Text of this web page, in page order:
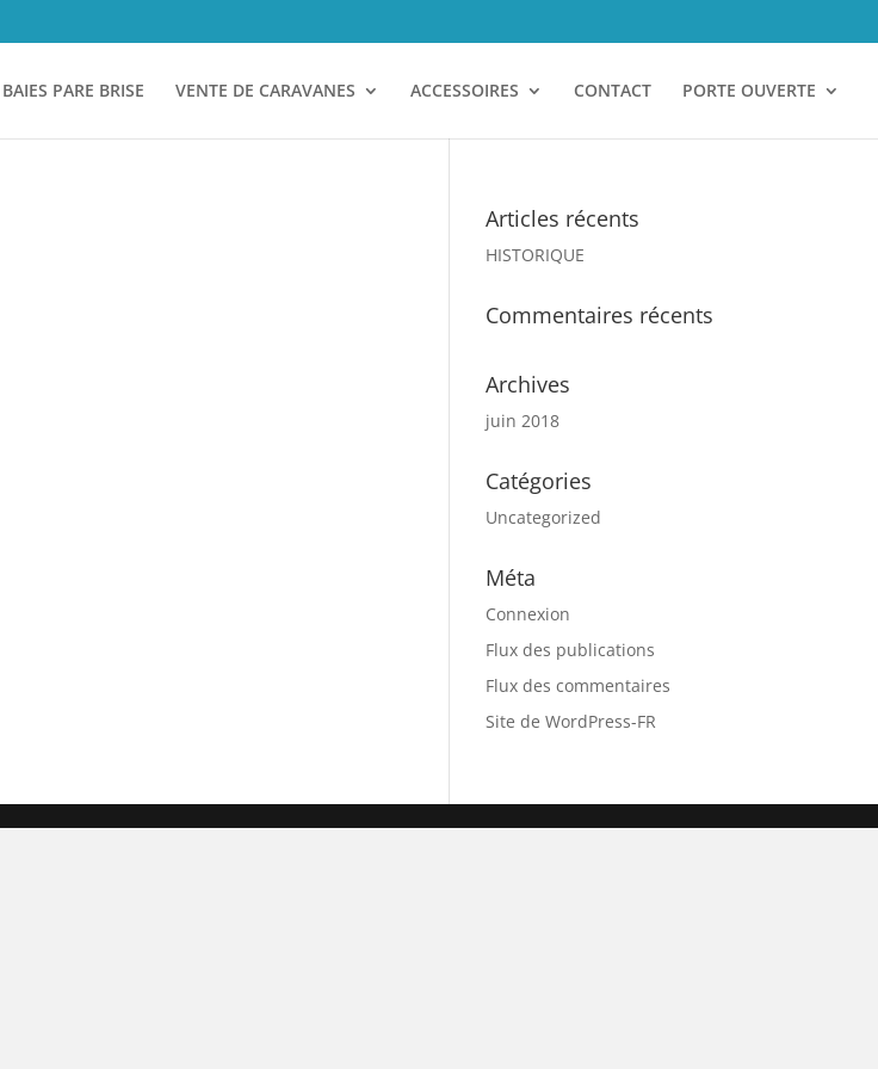
BAIES PARE BRISE VENTE DE CARAVANES ACCESSOIRES CONTACT PORTE OUVERTE
Articles récents
HISTORIQUE
Commentaires récents
Archives
juin 2018
Catégories
Uncategorized
Méta
Connexion
Flux des publications
Flux des commentaires
Site de WordPress-FR